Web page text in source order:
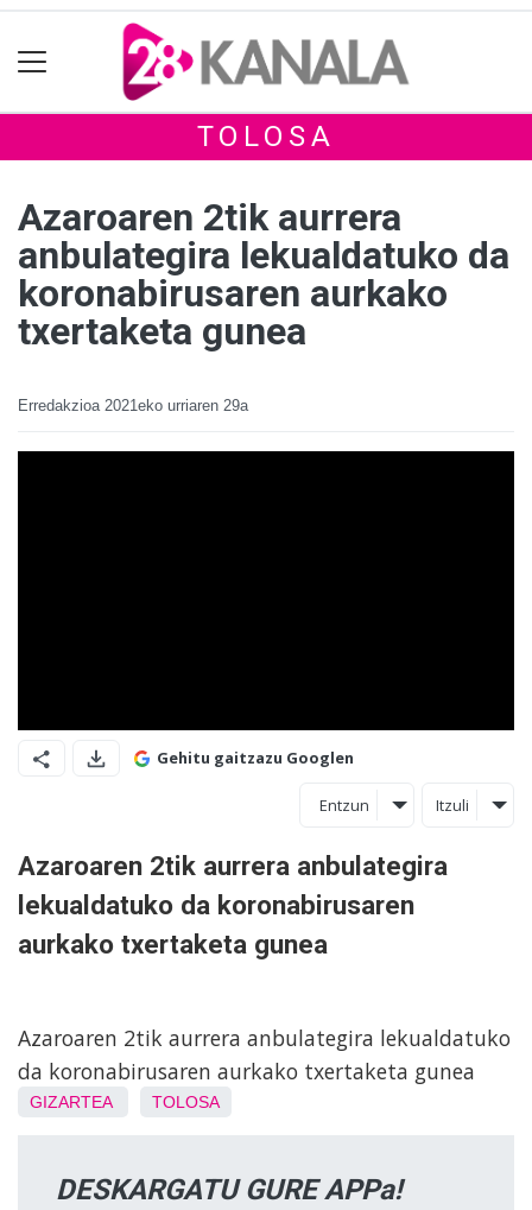
TOLOSA
Azaroaren 2tik aurrera
anbulategira lekualdatuko da
koronabirusaren aurkako
txertaketa gunea
Erredakzioa 2021eko urriaren 29a
Gehitu gaitzazu Googlen
Entzun Itzuli
Azaroaren 2tik aurrera anbulategira
lekualdatuko da koronabirusaren
aurkako txertaketa gunea
Azaroaren 2tik aurrera anbulategira lekualdatuko
da koronabirusaren aurkako txertaketa gunea
GIZARTEA TOLOSA
DESKARGATU GURE APPa!